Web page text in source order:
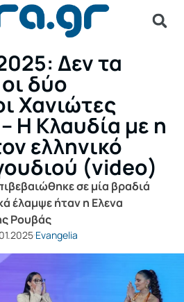
Δεν τα
δύο
Χανιώτες
Η Κλαυδία με η
ελληνικό
(video)
σε μία βραδιά
έλαμψε ήταν η Ελενα
Ρουβάς
Evangelia